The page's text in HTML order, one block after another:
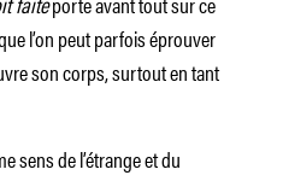
l’on peut parfois éprouver
son corps, surtout en tant
sens de l’étrange et du